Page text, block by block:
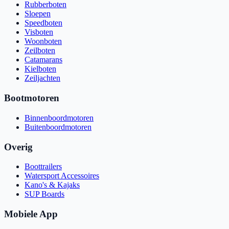
Rubberboten
Sloepen
Speedboten
Visboten
Woonboten
Zeilboten
Catamarans
Kielboten
Zeiljachten
Bootmotoren
Binnenboordmotoren
Buitenboordmotoren
Overig
Boottrailers
Watersport Accessoires
Kano's & Kajaks
SUP Boards
Mobiele App